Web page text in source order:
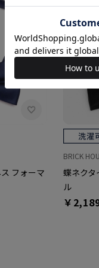
フォーマ
BRICK
蝶ネクタ
ル
￥